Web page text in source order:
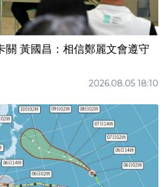
關 黃國昌：相信鄭麗文會遵守
2026.08.05 18:10